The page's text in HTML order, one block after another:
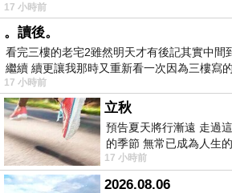
17 小時前
。讀後。
看完三樓的老宅2雖然明天才有後記其實中間
繼續 續更讓我那時又重新看一次因為三樓寫
有
17 小時前
立秋
預告夏天將行漸遠 走過
的季節 無常已成為人生
舒心 轉眼驟成昨日 而明
17 小時前
2026.08.06